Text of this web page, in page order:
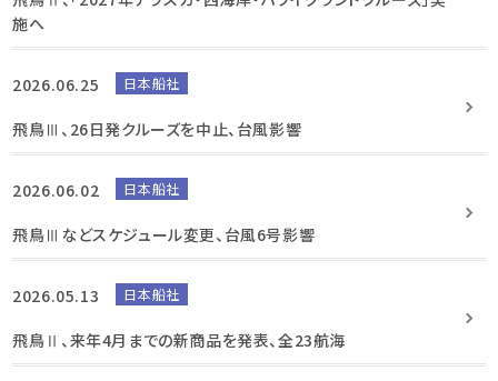
施へ
2026.06.25 日本船社
飛鳥Ⅲ、26日発クルーズを中止、台風影響
2026.06.02 日本船社
飛鳥Ⅲなどスケジュール変更、台風6号影響
2026.05.13 日本船社
飛鳥Ⅱ、来年4月までの新商品を発表、全23航海